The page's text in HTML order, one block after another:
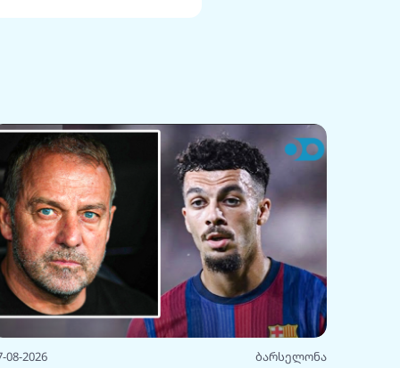
08-2026 ბარსელონა